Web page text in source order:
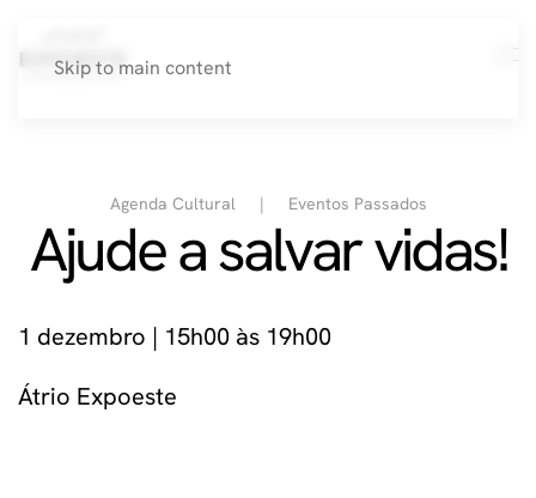
Skip to main content
Agenda Cultural Eventos Passados
Ajude a salvar vidas!
1 dezembro | 15h00 às 19h00
Átrio Expoeste